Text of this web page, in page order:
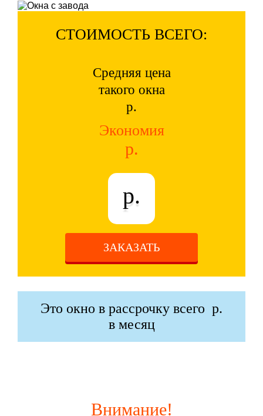
СТОИМОСТЬ ВСЕГО:
Средняя цена
такого окна
р.
Экономия
р.
р.
ЗАКАЗАТЬ
Это окно в рассрочку всего р.
в месяц
Внимание!